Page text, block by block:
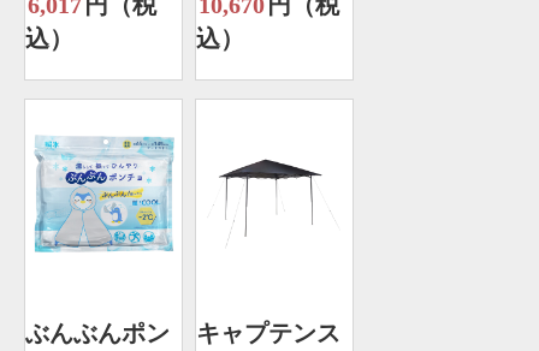
込）
込）
ぶんぶんポン
キャプテンス